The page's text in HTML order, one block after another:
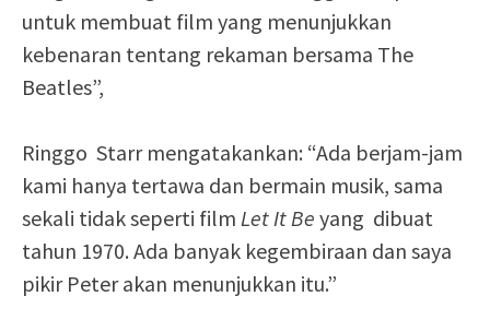
untuk membuat film yang menunjukkan
kebenaran tentang rekaman bersama The
Beatles”,
Ringgo Starr mengatakankan: “Ada berjam-jam
kami hanya tertawa dan bermain musik, sama
sekali tidak seperti film Let It Be yang dibuat
tahun 1970. Ada banyak kegembiraan dan saya
pikir Peter akan menunjukkan itu.”